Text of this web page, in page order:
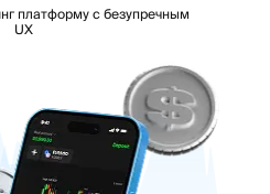
платформу с безупречным
UX